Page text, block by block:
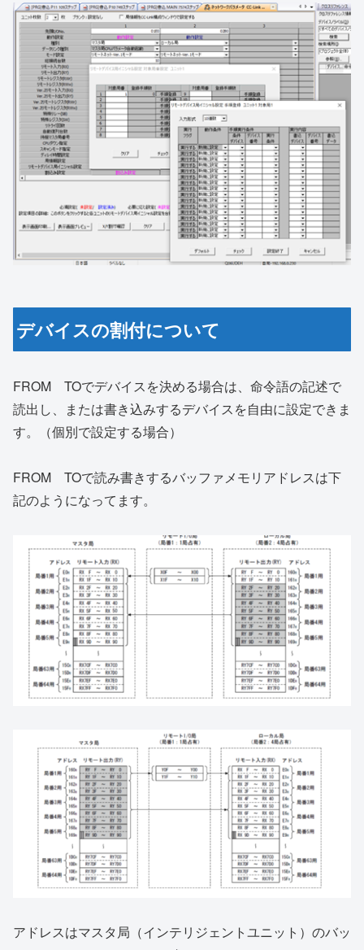
デバイスの割付について
FROM TOでデバイスを決める場合は、命令語の記述で
読出し、または書き込みするデバイスを自由に設定できま
す。（個別で設定する場合）
FROM TOで読み書きするバッファメモリアドレスは下
記のようになってます。
アドレスはマスタ局（インテリジェントユニット）のバッ